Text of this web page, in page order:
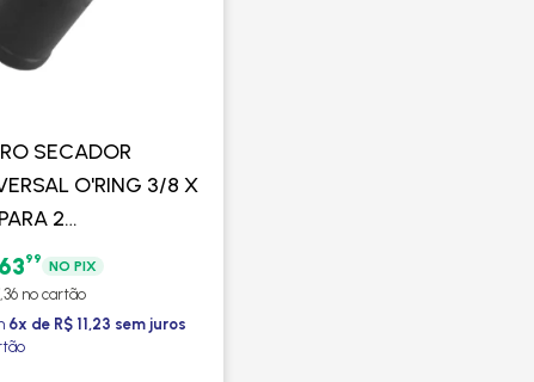
SECADOR
O'RING 3/8 X
2
VALTRA
TRATOR
60MM -
99 NO PIX
no cartão
6x de R$ 11,23 sem juros